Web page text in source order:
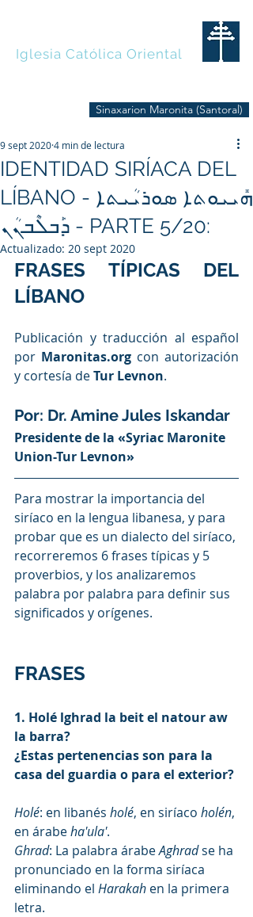
Iglesia Católica Oriental
Sinaxarion Maronita (Santoral)
IDENTIDAD SIRÍACA DEL
LÍBANO - ܗܺܝܝܘܬܐ ܣܘܪܝܳܝܬܐ
ܕܰܒܠܶܒܢܳܢ - PARTE 5/20:
9 sept 20204 min de lectura
Actualizado: 20 sept 2020
FRASES TÍPICAS DEL
LÍBANO
Publicación y traducción al español
por Maronitas.org con autorización
y cortesía deTur Levnon.
Por: Dr. Amine Jules Iskandar
Presidente de la «Syriac Maronite
Union-Tur Levnon»
Para mostrar la importancia del
siríaco en la lengua libanesa, y para
probar que es un dialecto del siríaco,
recorreremos 6 frases típicas y 5
proverbios, y los analizaremos
palabra por palabra para definir sus
significados y orígenes.
FRASES
1. Holé lghrad la beit el natour aw
la barra?
¿Estas pertenencias son para la
casa del guardia o para el exterior?
Holé: en libanés holé, en siríaco holén,
en árabe ha'ula'.
Ghrad: La palabra árabe Aghrad se ha
pronunciado en la forma siríaca
eliminando el Harakah en la primera
letra.